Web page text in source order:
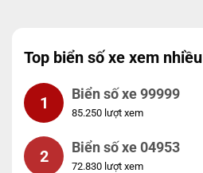
Top biển số xe xem nhiều
1 Biển số xe 99999
85.250 lượt xem
2 Biển số xe 04953
72.830 lượt xem